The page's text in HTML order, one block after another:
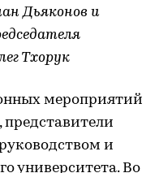
Дьяконов и
Тхорук
мероприятий
представители
и
университета. Во